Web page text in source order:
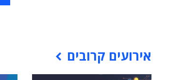
אירועים קרובים